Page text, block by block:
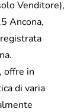
Venditore),
Ancona,
offre in
di varia